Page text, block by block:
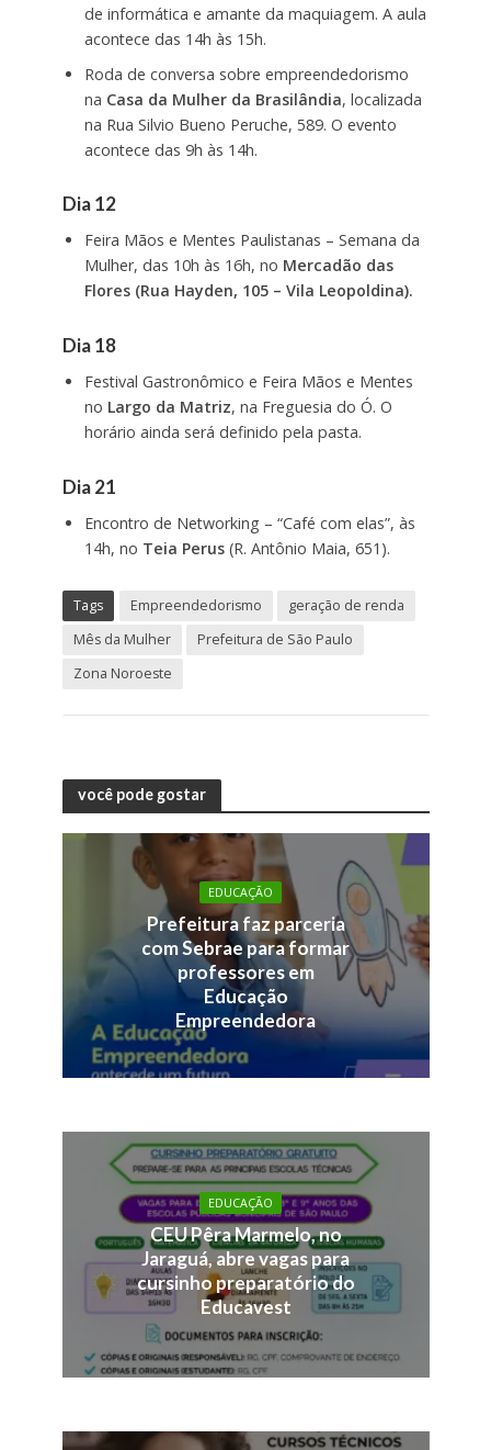
de informática e amante da maquiagem. A aula
acontece das 14h às 15h.
Roda de conversa sobre empreendedorismo
na Casa da Mulher da Brasilândia, localizada
na Rua Silvio Bueno Peruche, 589. O evento
acontece das 9h às 14h.
Dia 12
Feira Mãos e Mentes Paulistanas – Semana da
Mulher, das 10h às 16h, no Mercadão das
Flores (Rua Hayden, 105 – Vila Leopoldina).
Dia 18
Festival Gastronômico e Feira Mãos e Mentes
no Largo da Matriz, na Freguesia do Ó. O
horário ainda será definido pela pasta.
Dia 21
Encontro de Networking – “Café com elas”, às
14h, no Teia Perus(R. Antônio Maia, 651).
Tags Empreendedorismo
geração de renda
Mês da Mulher
Prefeitura de São Paulo
Zona Noroeste
você pode gostar
EDUCAÇÃO
Prefeitura faz parceria
com Sebrae para formar
professores em
Educação
Empreendedora
EDUCAÇÃO
CEU Pêra Marmelo, no
Jaraguá, abre vagas para
cursinho preparatório do
Educavest